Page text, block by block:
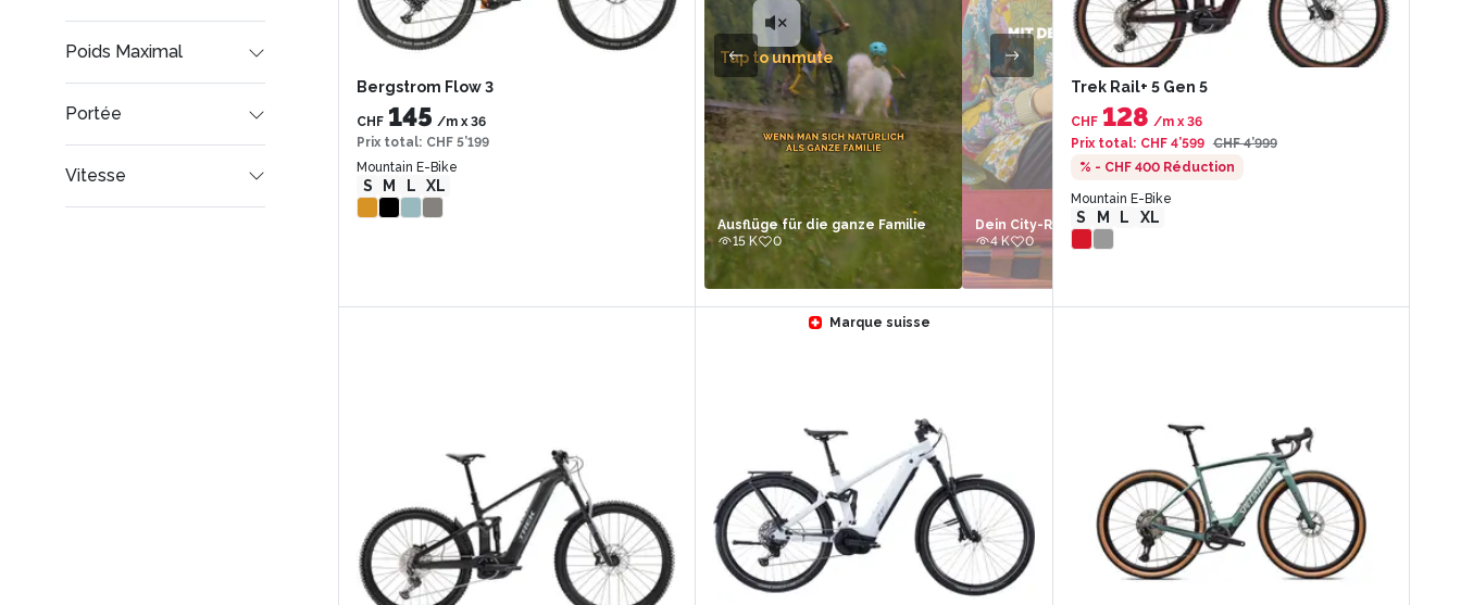
Poids Maximal
Portée
Vitesse
Bergstrom Flow 3
CHF 145 /m x 36
Prix total: CHF 5’199
Mountain E-Bike
S M L XL
Tap to unmute
Ausflüge für die ganze Familie
15 K
0
Dein City-Ride
4 K
0
Trek Rail+ 5 Gen 5
CHF 128 /mx 36
Prix total: CHF 4’599 CHF 4’999
% - CHF 400 Réduction
Mountain E-Bike
S M L XL
Marque suisse